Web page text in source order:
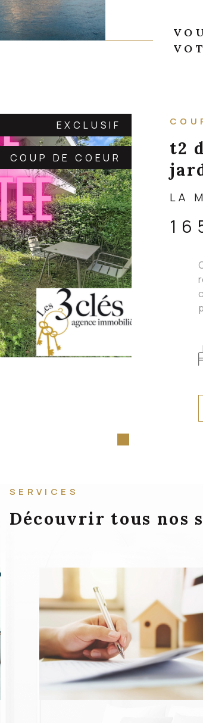
EXCLUSIF
COUP DE COEUR
t2
LA
SERVICES
Découvrir tous nos